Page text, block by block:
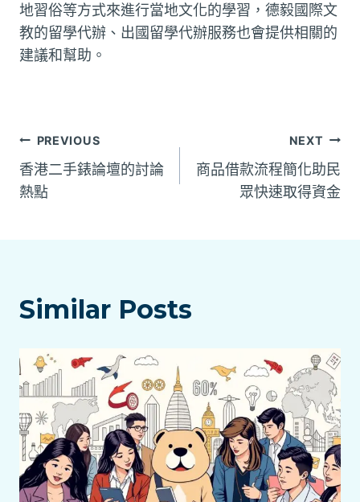
地習俗等方式來進行當地文化的學習，德毅國際文
教的留學代辦、出國留學代辦服務也會提供相關的
建議和幫助。
文
章
PREVIOUS
香港二手錶論壇的討論
熱點
NEXT
商品借款流程簡化助民
眾快速取得資金
Similar Posts